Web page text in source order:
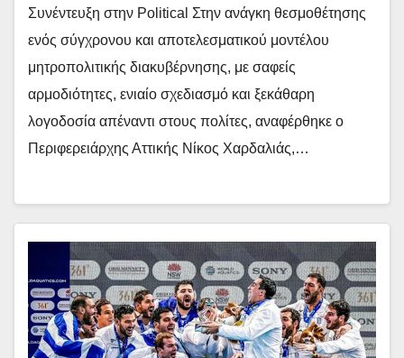
Συνέντευξη στην Political Στην ανάγκη θεσμοθέτησης
ενός σύγχρονου και αποτελεσματικού μοντέλου
μητροπολιτικής διακυβέρνησης, με σαφείς
αρμοδιότητες, ενιαίο σχεδιασμό και ξεκάθαρη
λογοδοσία απέναντι στους πολίτες, αναφέρθηκε ο
Περιφερειάρχης Αττικής Νίκος Χαρδαλιάς,…